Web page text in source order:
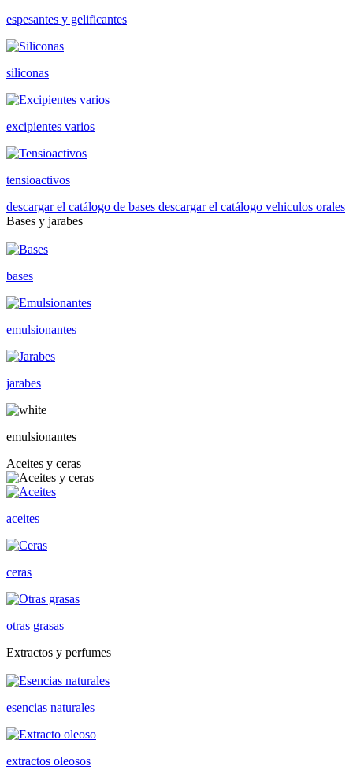
espesantes y gelificantes
siliconas
excipientes varios
tensioactivos
descargar el catálogo de bases descargar el catálogo vehiculos orales
Bases y jarabes
bases
emulsionantes
jarabes
emulsionantes
Aceites y ceras
aceites
ceras
otras grasas
Extractos y perfumes
esencias naturales
extractos oleosos